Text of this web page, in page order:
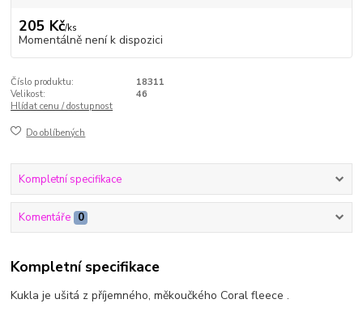
205 Kč/ks
Momentálně není k dispozici
Číslo produktu:
18311
Velikost:
46
Hlídat cenu / dostupnost
Do oblíbených
Kompletní specifikace
Komentáře 0
Kompletní specifikace
Kukla je ušitá z příjemného, měkoučkého Coral fleece .